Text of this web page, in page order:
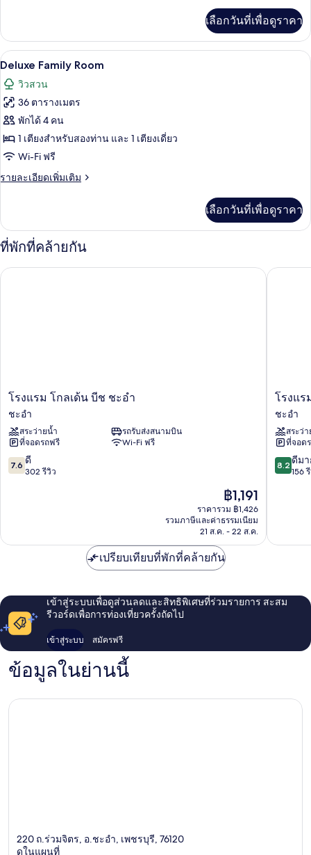
เกี่ยว
กับ
ห้อง
ลัก
ซ์
เลือกวันที่เพื่อดูราคา
เปิด
ภาพถ่าย
ทั้งหมด
ของ
Deluxe
Family
Room
Deluxe Family Room | มินิบาร์, ตู้นิรภั
7
Deluxe Family Room
วิวสวน
36 ตารางเมตร
พักได้ 4 คน
1 เตียงสำหรับสองท่าน และ 1 เตียงเดี่ยว
Wi-Fi ฟรี
รายละเอียดเพิ่มเติม
ราย
เกี่ยว
กับ
Deluxe
Family
Room
เลือกวันที่เพื่อดูราคา
ที่พักที่คล้ายกัน
โรงแรม
โกลเด้น
บีช
ชะอำ
ชะอำ
โรงแรม โกลเด้น บีช ชะอำ
ชะอำ
สระว่ายน้ำ
รถรับส่งสนามบิน
ที่จอดรถฟรี
Wi-Fi ฟรี
7.6
จาก
7.6 ดี
302 รีวิว
ราคา
ปัจจุบัน
คือ
฿1,191
฿1,191
ราคารวม ฿1,426
รวมภาษีและค่าธรรมเนียม
21 ส.ค. - 22 ส.ค.
โรงแรม โกลเด้น บีช ชะอำ
โรง
มล
อง
บีช
ชะอำ
ชะอำ
โรงแร
ชะอำ
สระว่
ที่จอด
8.2
จาก
8.2 ดีม
156
โรงแรม
เปรียบเทียบที่พักที่คล้ายกัน
เข้าสู่ระบบเพื่อดูส่วนลดและสิทธิพิเศษที่ร่วมรายการ สะสม
รีวอร์ดเพื่อการท่องเที่ยวครั้งถัดไป
เข้าสู่ระบบ สมัครฟรี
ข้อมูลในย่านนี้
220 ถ.ร่วมจิตร, อ.ชะอำ, เพชรบุรี, 76120
ดูในแผนที่